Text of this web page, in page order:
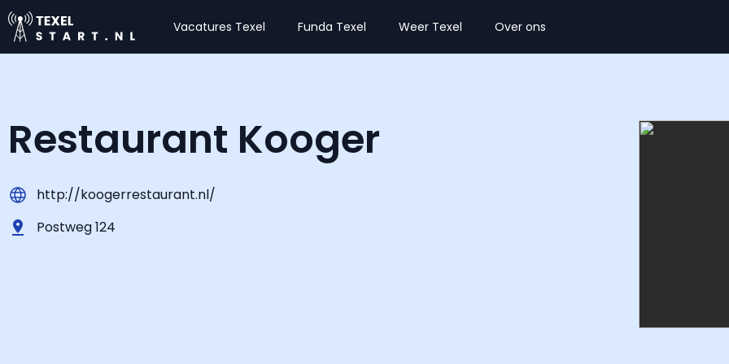
Vacatures Texel Funda Texel Weer Texel Over ons
Restaurant Kooger
http://koogerrestaurant.nl/
Postweg 124